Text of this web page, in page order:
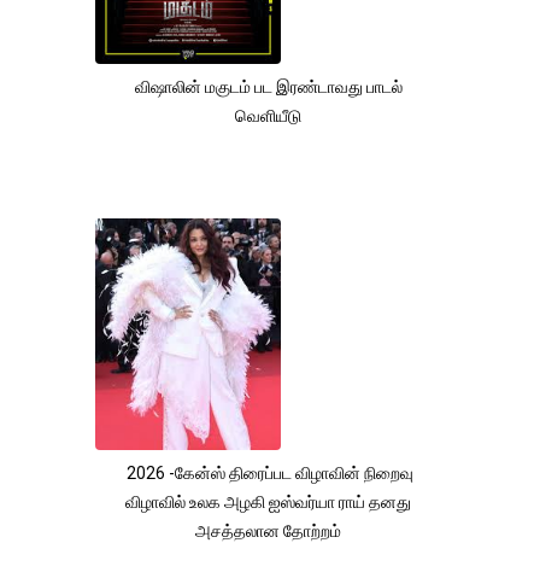
விஷாலின் மகுடம் பட இரண்டாவது பாடல்
வெளியீடு
2026 -கேன்ஸ் திரைப்பட விழாவின் நிறைவு
விழாவில் உலக அழகி ஐஸ்வர்யா ராய் தனது
அசத்தலான தோற்றம்